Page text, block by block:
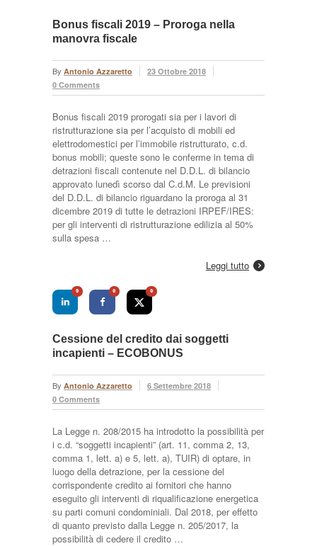
Bonus fiscali 2019 – Proroga nella
manovra fiscale
By Antonio Azzaretto
23 Ottobre 2018
0 Comments
Bonus fiscali 2019 prorogati sia per i lavori di
ristrutturazione sia per l’acquisto di mobili ed
elettrodomestici per l’immobile ristrutturato, c.d.
bonus mobili; queste sono le conferme in tema di
detrazioni fiscali contenute nel D.D.L. di bilancio
approvato lunedì scorso dal C.d.M. Le previsioni
del D.D.L. di bilancio riguardano la proroga al 31
dicembre 2019 di tutte le detrazioni IRPEF/IRES:
per gli interventi di ristrutturazione edilizia al 50%
sulla spesa …
Leggi tutto
0 0 0
Cessione del credito dai soggetti
incapienti – ECOBONUS
By Antonio Azzaretto
6 Settembre 2018
0 Comments
La Legge n. 208/2015 ha introdotto la possibilità per
i c.d. “soggetti incapienti” (art. 11, comma 2, 13,
comma 1, lett. a) e 5, lett. a), TUIR) di optare, in
luogo della detrazione, per la cessione del
corrispondente credito ai fornitori che hanno
eseguito gli interventi di riqualificazione energetica
su parti comuni condominiali. Dal 2018, per effetto
di quanto previsto dalla Legge n. 205/2017, la
possibilità di cedere il credito …